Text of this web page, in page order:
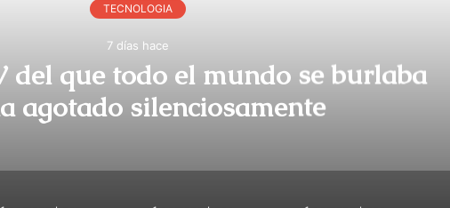
TECNOLOGIA
7 días hace
del que todo el mundo se burlaba
agotado silenciosamente